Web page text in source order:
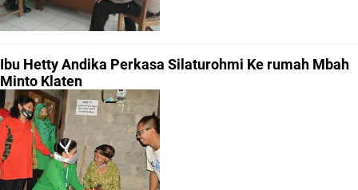
Ibu Hetty Andika Perkasa Silaturohmi Ke rumah Mbah
Minto Klaten